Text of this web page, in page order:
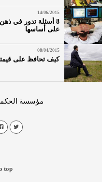
14/06/2015
8 أسئلة تدور في
على أساسها
08/04/2015
كيف تحافظ على
مؤسسة الحكمة
top